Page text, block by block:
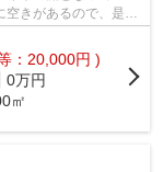
空きがあるので、是非
：20,000円 )
0万円
㎡